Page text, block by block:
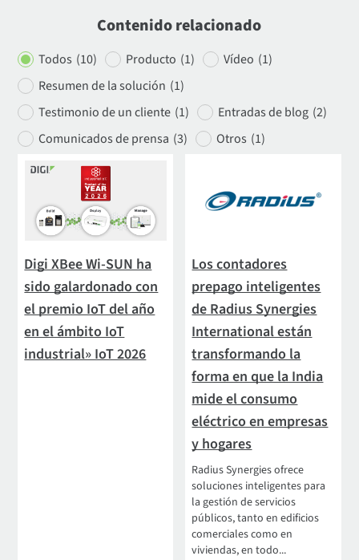
Contenido relacionado
Todos (10) Producto (1) Vídeo (1)
Resumen de la solución (1)
Testimonio de un cliente (1) Entradas de blog (2)
Comunicados de prensa (3) Otros (1)
Digi XBee Wi-SUN ha
sido galardonado con
el premio IoT del año
en el ámbito IoT
industrial» IoT 2026
Los contadores
prepago inteligentes
de Radius Synergies
International están
transformando la
forma en que la India
mide el consumo
eléctrico en empresas
y hogares
Radius Synergies ofrece
soluciones inteligentes para
la gestión de servicios
públicos, tanto en edificios
comerciales como en
viviendas, en todo...